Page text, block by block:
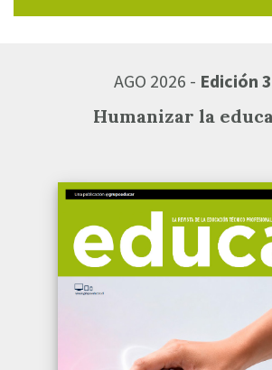
AGO 2026 - Edición
Humanizar la